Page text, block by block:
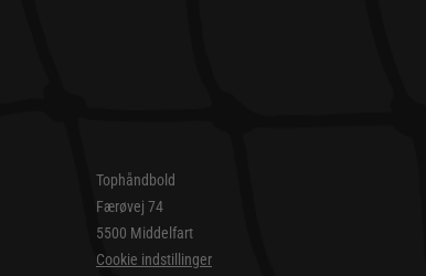
Tophåndbold
Færøvej 74
5500 Middelfart
Cookie indstillinger